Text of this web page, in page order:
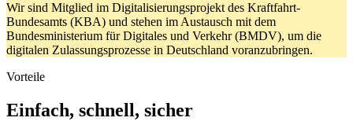
Wir sind Mitglied im Digitalisierungsprojekt des Kraftfahrt-
Bundesamts (KBA) und stehen im Austausch mit dem
Bundesministerium für Digitales und Verkehr (BMDV), um die
digitalen Zulassungsprozesse in Deutschland voranzubringen.
Vorteile
Einfach, schnell, sicher